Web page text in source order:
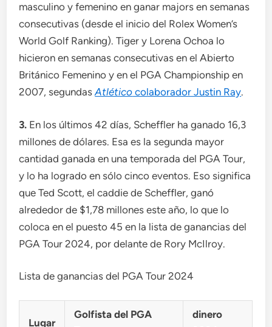
masculino y femenino en ganar majors en semanas
consecutivas (desde el inicio del Rolex Women’s
World Golf Ranking). Tiger y Lorena Ochoa lo
hicieron en semanas consecutivas en el Abierto
Británico Femenino y en el PGA Championship en
2007, segundasAtlético colaborador Justin Ray.
3. En los últimos 42 días, Scheffler ha ganado 16,3
millones de dólares. Esa es la segunda mayor
cantidad ganada en una temporada del PGA Tour,
y lo ha logrado en sólo cinco eventos. Eso significa
que Ted Scott, el caddie de Scheffler, ganó
alrededor de $1,78 millones este año, lo que lo
coloca en el puesto 45 en la lista de ganancias del
PGA Tour 2024, por delante de Rory McIlroy.
Lista de ganancias del PGA Tour 2024
Lugar
Golfista del PGA
dinero